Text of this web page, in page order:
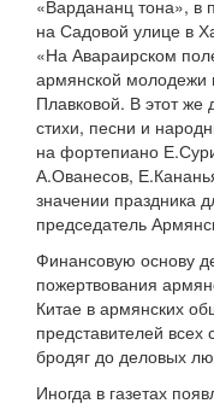
«Вардананц тона», в
на Садовой улице в
«На Авараирском
армянской молодежи
Плавковой. В этот же
стихи, песни и
на фортепиано
А.Ованесов,
значении праздника
председатель
Финансовую основу
пожертвования
Китае в армянских
представителей
бродяг до деловых
Иногда в газетах